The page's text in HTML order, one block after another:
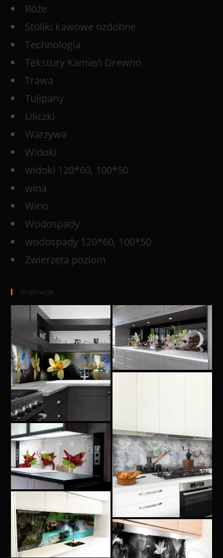
Róże
Stoliki kawowe ozdobne
Technologia
Tekstury Kamień Drewno
Trawa
Tulipany
Uliczki
Warzywa
Widoki
widoki 120*60, 100*50
wina
Wino
Wodospady
wodospady 120*60, 100*50
Zwierzęta poziom
Inspiracje